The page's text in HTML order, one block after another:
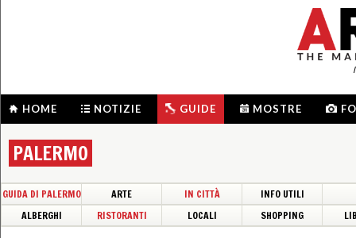
HOME NOTIZIE GUIDE MOSTRE
PALERMO
GUIDA DI PALERMO ARTE IN CITTÀ
INFO UTILI
ALBERGHI
RISTORANTI LOCALI SHOPPING